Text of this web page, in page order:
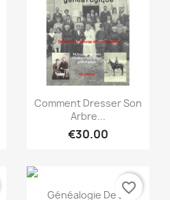
Quick view
Comment Dresser Son
Arbre...
€30.00
Quick view
Généalogie De Lafavorite_border